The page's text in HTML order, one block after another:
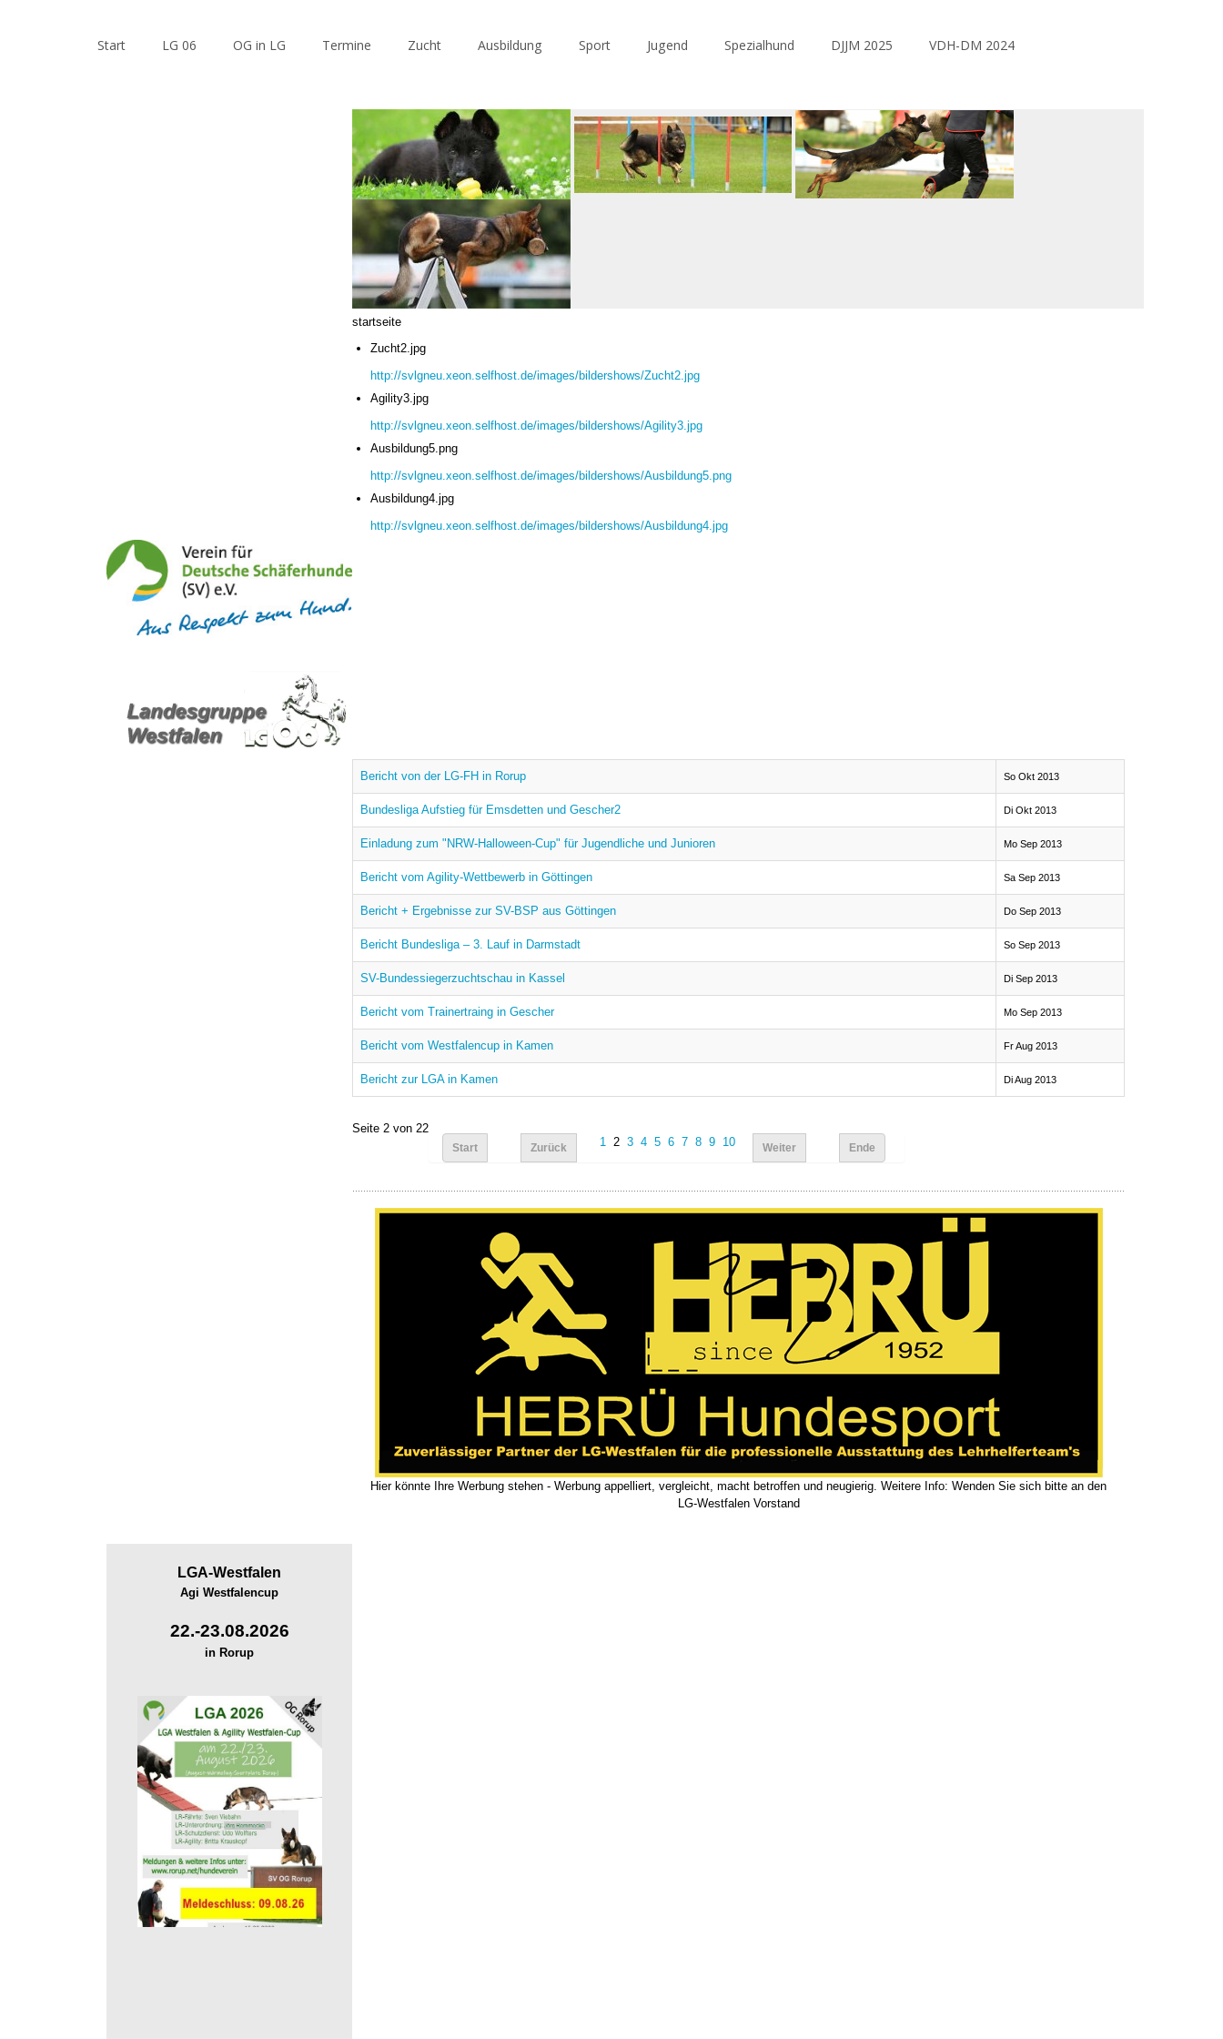
Start LG 06 OG in LG Termine Zucht Ausbildung Sport Jugend Spezialhund DJJM 2025 VDH-DM 2024
startseite
Zucht2.jpg
http://svlgneu.xeon.selfhost.de/images/bildershows/Zucht2.jpg
Agility3.jpg
http://svlgneu.xeon.selfhost.de/images/bildershows/Agility3.jpg
Ausbildung5.png
http://svlgneu.xeon.selfhost.de/images/bildershows/Ausbildung5.png
Ausbildung4.jpg
http://svlgneu.xeon.selfhost.de/images/bildershows/Ausbildung4.jpg
Bericht von der LG-FH in Rorup So Okt 2013
Bundesliga Aufstieg für Emsdetten und Gescher2 Di Okt 2013
Einladung zum "NRW-Halloween-Cup" für Jugendliche und Junioren Mo Sep 2013
Bericht vom Agility-Wettbewerb in Göttingen Sa Sep 2013
Bericht + Ergebnisse zur SV-BSP aus Göttingen Do Sep 2013
Bericht Bundesliga – 3. Lauf in Darmstadt So Sep 2013
SV-Bundessiegerzuchtschau in Kassel Di Sep 2013
Bericht vom Trainertraing in Gescher Mo Sep 2013
Bericht vom Westfalencup in Kamen Fr Aug 2013
Bericht zur LGA in Kamen Di Aug 2013
Seite 2 von 22
Start Zurück 1 2 3 4 5 6 7 8 9 10 Weiter Ende
Hier könnte Ihre Werbung stehen - Werbung appelliert, vergleicht, macht betroffen und neugierig. Weitere Info: Wenden Sie sich bitte an den
LG-Westfalen Vorstand
LGA-Westfalen
Agi Westfalencup
22.-23.08.2026
in Rorup